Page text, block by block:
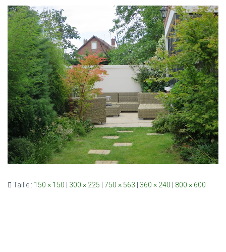
Taille : 150 × 150 | 300 × 225 | 750 × 563 | 360 × 240 | 800 × 600